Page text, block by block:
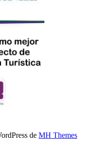
de MH Themes